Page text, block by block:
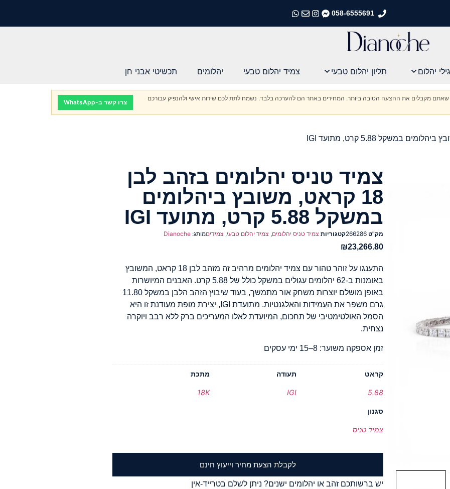
058-6555691
התקשרו אלינו
התקשרו אלינו
התקשרו אלינו
התקשרו אלינו
יהלום תליון יהלום טבעי צמיד יהלום טבעי יהלומים תכשיטי אבני חן
שאתם מקבלים את ההצעה הטובה ביותר. המחירים באתר הם להערכה בלבד. נשמח לתת לכם שירות אישי ולהנפיק עבורכם
צרו קשר ב-WhatsApp
צמיד טניס יהלומים בזהב לבן
18 קראט, משובץ ביהלומים
במשקל 5.88 קרט, מתועד IGI
מק"ט 266286קטגוריות צמיד טניס יהלומים, צמיד יהלום טבעי, צמידיםמותג: Dianoche
₪23,266.80
התענגו על זוהר טהור עם צמיד יהלומים מרהיב זה מזהב לבן 18 קראט, המשובץ
באומנות ב-62 יהלומים עגולים במשקל כולל של 5.88 קרט. האבנים המיושרות
באופן מושלם יוצרות משחק אור מתמשך, בעוד שיבוץ הזהב הלבן במשקל 11.80
גרם משפר את העמידות והאלגנטיות. מתועדת IGI, יצירת מופת מעודנת זו היא
הסמל האולטימטיבי של תחכום, המיועדת לאלו המעריכים ברק ללא רבב ויוקרה
נצחית.
זמן אספקה משוער: 8–15 ימי עסקים
קראט
5.88
תעודה
IGI
מתכת
18K
סגנון
צמיד טניס
לקבלת הצעת מחיר וייעוץ חינם
יש ברשותכם זהב או יהלומים ישנים? ניתן לשלם בטרייד-אין